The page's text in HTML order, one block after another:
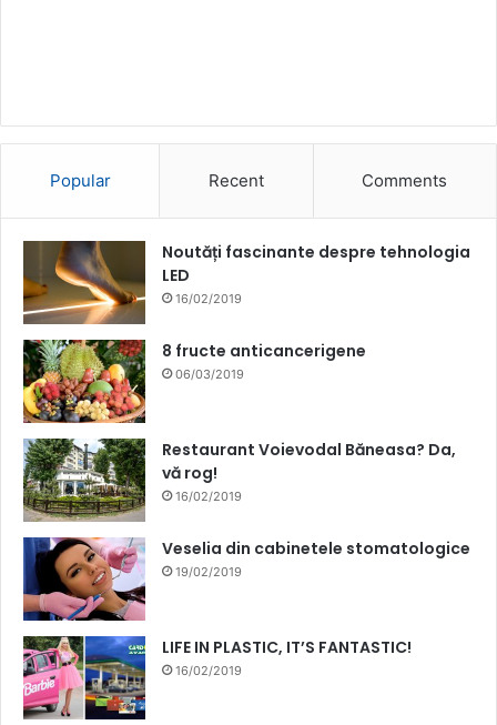
Popular Recent Comments
Noutăți fascinante despre tehnologia
LED
16/02/2019
8 fructe anticancerigene
06/03/2019
Restaurant Voievodal Băneasa? Da,
vă rog!
16/02/2019
Veselia din cabinetele stomatologice
19/02/2019
LIFE IN PLASTIC, IT’S FANTASTIC!
16/02/2019